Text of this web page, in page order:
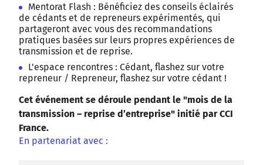
Mentorat Flash : Bénéficiez des conseils éclairés
de cédants et de repreneurs expérimentés, qui
partageront avec vous des recommandations
pratiques basées sur leurs propres expériences de
transmission et de reprise.
L'espace rencontres : Cédant, flashez sur votre
repreneur / Repreneur, flashez sur votre cédant !
Cet événement se déroule pendant le "mois de la
transmission – reprise d’entreprise" initié par CCI
France.
En partenariat avec :